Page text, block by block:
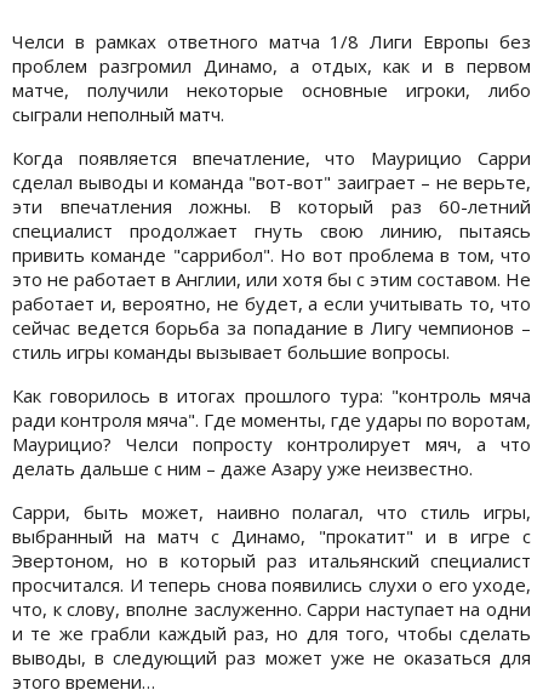
Челси в рамках ответного матча 1/8 Лиги Европы без
проблем разгромил Динамо, а отдых, как и в первом
матче, получили некоторые основные игроки, либо
сыграли неполный матч.
Когда появляется впечатление, что Маурицио Сарри
сделал выводы и команда "вот-вот" заиграет – не верьте,
эти впечатления ложны. В который раз 60-летний
специалист продолжает гнуть свою линию, пытаясь
привить команде "саррибол". Но вот проблема в том, что
это не работает в Англии, или хотя бы с этим составом. Не
работает и, вероятно, не будет, а если учитывать то, что
сейчас ведется борьба за попадание в Лигу чемпионов –
стиль игры команды вызывает большие вопросы.
Как говорилось в итогах прошлого тура: "контроль мяча
ради контроля мяча". Где моменты, где удары по воротам,
Маурицио? Челси попросту контролирует мяч, а что
делать дальше с ним – даже Азару уже неизвестно.
Сарри, быть может, наивно полагал, что стиль игры,
выбранный на матч с Динамо, "прокатит" и в игре с
Эвертоном, но в который раз итальянский специалист
просчитался. И теперь снова появились слухи о его уходе,
что, к слову, вполне заслуженно. Сарри наступает на одни
и те же грабли каждый раз, но для того, чтобы сделать
выводы, в следующий раз может уже не оказаться для
этого времени…